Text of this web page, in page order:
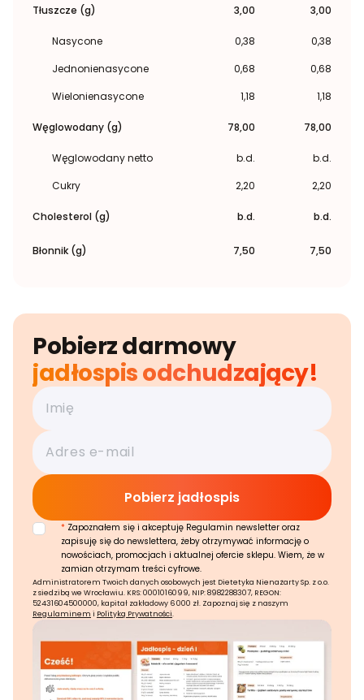
Tłuszcze (g) 3,00 3,00
Nasycone 0,38
0,38
Jednonienasycone
0,68
0,68
Wielonienasycone
1,18 1,18
Węglowodany (g) 78,00 78,00
Węglowodany netto b.d.
b.d.
Cukry
2,20 2,20
Cholesterol (g) b.d. b.d.
Błonnik (g) 7,50 7,50
Pobierz darmowy
jadłospis odchudzający!
* Zapoznałem się i akceptuję Regulamin newsletter oraz
zapisuję się do newslettera, żeby otrzymywać informację o
nowościach, promocjach i aktualnej ofercie sklepu. Wiem, że w
zamian otrzymam treści cyfrowe.
Administratorem Twoich danych osobowych jest Dietetyka Nienażarty Sp. z o.o.
z siedzibą we Wrocławiu. KRS: 0001016099, NIP: 8982288307, REGON:
52431604500000, kapitał zakładowy 6 000 zł. Zapoznaj się z naszym
Regulaminem i Polityką Prywatności.